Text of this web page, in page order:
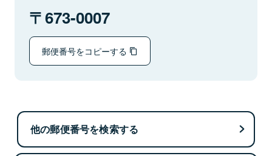
673-0007
郵便番号をコピーする
他の郵便番号を検索する